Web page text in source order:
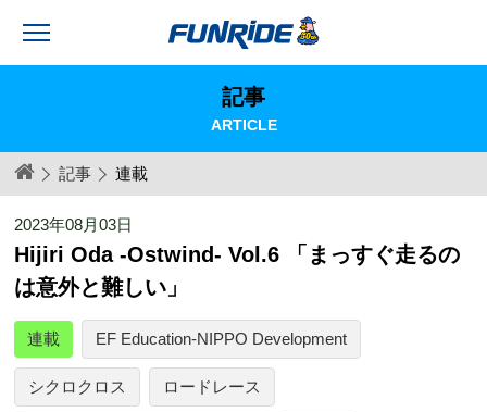
記事
ARTICLE
記事 連載
2023年08月03日
Hijiri Oda -Ostwind- Vol.6 「まっすぐ走るの
は意外と難しい」
連載 EF Education-NIPPO Development
シクロクロス ロードレース